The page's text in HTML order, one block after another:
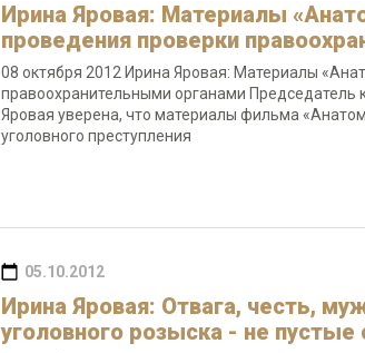
Ирина Яровая: Материалы
проведения проверки
08 октября 2012 Ирина Яровая: Материалы
правоохранительными органами Председатель
Яровая уверена, что материалы фильма
уголовного преступления
05.10.2012
Ирина Яровая: Отвага, честь,
уголовного розыска - не пустые